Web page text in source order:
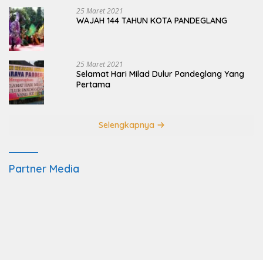
25 Maret 2021
WAJAH 144 TAHUN KOTA PANDEGLANG
25 Maret 2021
Selamat Hari Milad Dulur Pandeglang Yang
Pertama
Selengkapnya
Partner Media